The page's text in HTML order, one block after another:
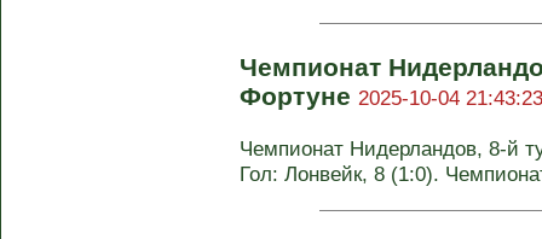
Чемпионат
Фортуне 2025-10-04 21:43:23
Чемпионат Нидерландов, 8-й
Гол: Лонвейк, 8 (1:0).